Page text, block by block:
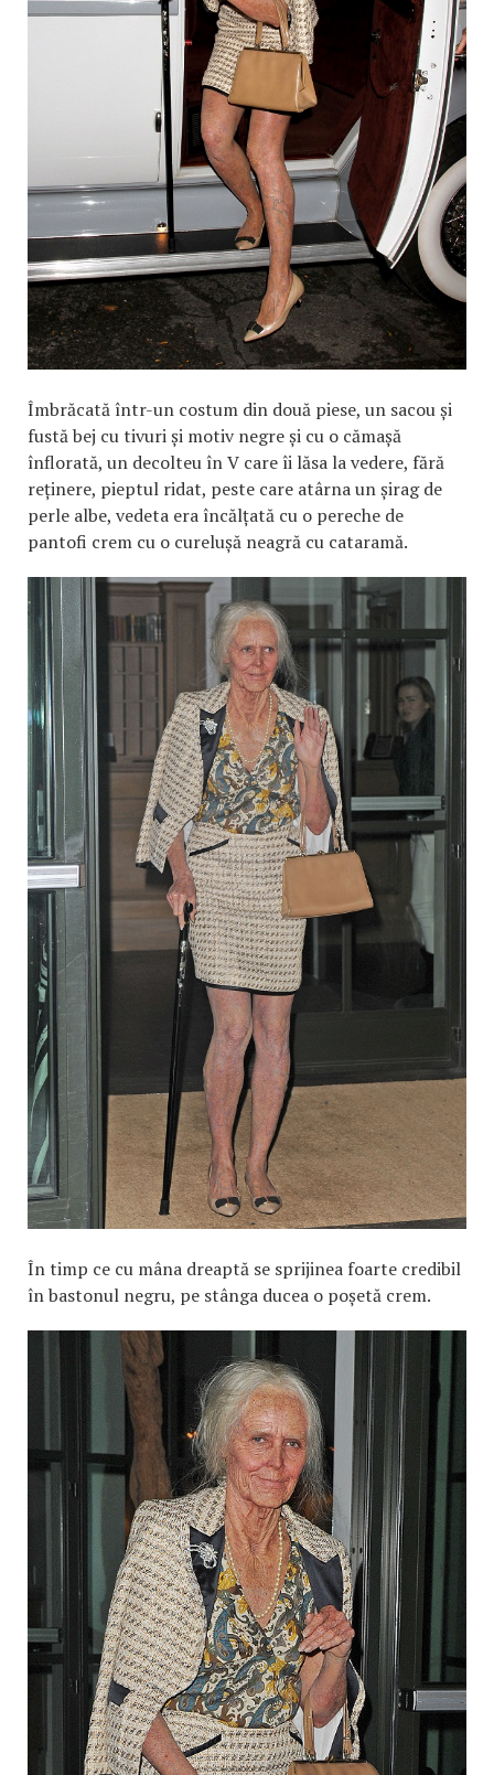
Îmbrăcată într-un costum din două piese, un sacou și
fustă bej cu tivuri și motiv negre și cu o cămașă
înflorată, un decolteu în V care îi lăsa la vedere, fără
reținere, pieptul ridat, peste care atârna un șirag de
perle albe, vedeta era încălțată cu o pereche de
pantofi crem cu o curelușă neagră cu cataramă.
În timp ce cu mâna dreaptă se sprijinea foarte credibil
în bastonul negru, pe stânga ducea o poșetă crem.